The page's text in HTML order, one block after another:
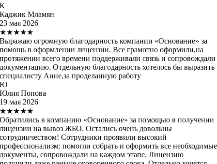
К
Каджик Мламян
23 мая 2026
★★★★★
Выражаю огромную благодарность компании «Основание» за
помощь в оформлении лицензии. Все грамотно оформили,на
протяжении всего времени поддерживали связь и сопровождали
документацию. Отдельную благодарность хотелось бы выразить
специалисту Анне,за проделанную работу
Ю
Юлия Попова
19 мая 2026
★★★★★
Обратились в компанию «Основание» за помощью в получении
лицензии на вывоз ЖБО. Остались очень довольны
сотрудничеством! Сотрудники проявили высокий
профессионализм: помогли собрать и оформить все необходимые
документы, сопровождали на каждом этапе. Лицензию